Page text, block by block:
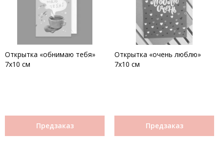
Открытка «обнимаю тебя»
7х10 см
Предзаказ
Открытка «очень люблю»
7х10 см
Предзаказ